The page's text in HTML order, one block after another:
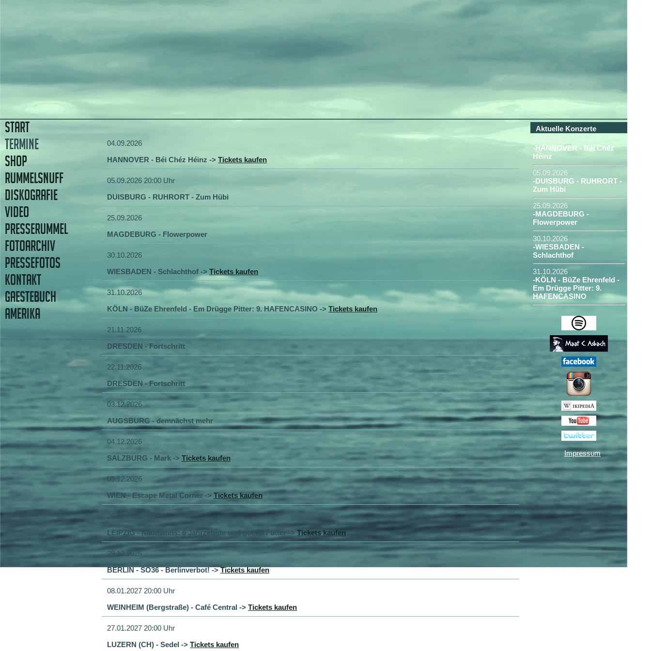
04.09.2026
HANNOVER - Béi Chéz Héinz -> Tickets kaufen
05.09.2026 20:00 Uhr
DUISBURG - RUHRORT - Zum Hübi
25.09.2026
MAGDEBURG - Flowerpower
30.10.2026
WIESBADEN - Schlachthof -> Tickets kaufen
31.10.2026
KÖLN - BüZe Ehrenfeld - Em Drügge Pitter: 9. HAFENCASINO -> Tickets kaufen
21.11.2026
DRESDEN - Fortschritt
22.11.2026
DRESDEN - Fortschritt
03.12.2026
AUGSBURG - demnächst mehr
04.12.2026
SALZBURG - Mark -> Tickets kaufen
05.12.2026
WIEN - Escape Metal Corner -> Tickets kaufen
26.12.2026
LEIPZIG - Naumanns: 6 Jahrzehnte und gut im Futter ->Tickets kaufen
29.12.2026
BERLIN - SO36 - Berlinverbot! ->Tickets kaufen
08.01.2027 20:00 Uhr
WEINHEIM (Bergstraße) - Café Central -> Tickets kaufen
27.01.2027 20:00 Uhr
LUZERN (CH) - Sedel -> Tickets kaufen
START
TERMINE
SHOP
RUMMELSNUFF
DISKOGRAFIE
VIDEO
PRESSERUMMEL
FOTOARCHIV
PRESSEFOTOS
KONTAKT
GAESTEBUCH
AMERIKA
Aktuelle Konzerte
04.09.2026
-HANNOVER - Béi Chéz
Héinz
05.09.2026
-DUISBURG - RUHRORT -
Zum Hübi
25.09.2026
-MAGDEBURG -
Flowerpower
30.10.2026
-WIESBADEN -
Schlachthof
31.10.2026
-KÖLN - BüZe Ehrenfeld -
Em Drügge Pitter: 9.
HAFENCASINO
Impressum